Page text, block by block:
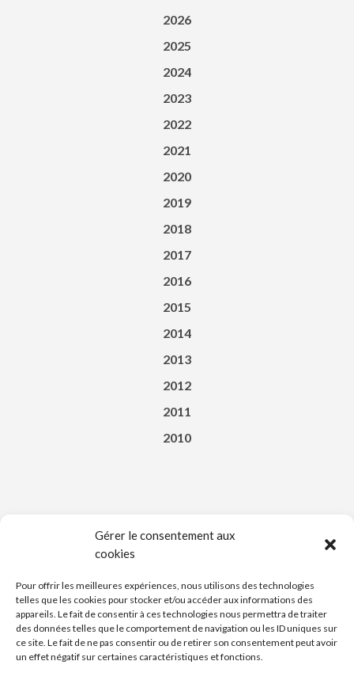
Gérer le consentement aux
cookies
Pour offrir les meilleures expériences, nous utilisons des technologies
telles que les cookies pour stocker et/ou accéder aux informations des
appareils. Le fait de consentir à ces technologies nous permettra de traiter
des données telles que le comportement de navigation ou les ID uniques sur
ce site. Le fait de ne pas consentir ou de retirer son consentement peut avoir
un effet négatif sur certaines caractéristiques et fonctions.
2026
2025
2024
2023
2022
2021
2020
2019
2018
2017
2016
2015
2014
2013
2012
2011
2010
Téléchargez l’appli du Saint-Affricain